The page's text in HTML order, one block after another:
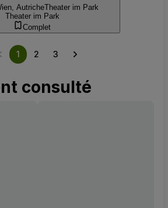
AutricheTheater im Park
Theater im Park
Complet
1 2 3
consulté